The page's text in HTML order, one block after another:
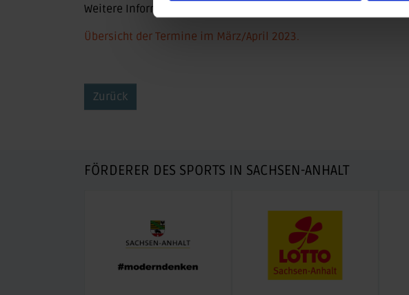
Weitere Informationen sind unter:
Übersicht der Termine im März/April 2023.
Zurück
FÖRDERER DES SPORTS IN SACHSEN-ANHALT